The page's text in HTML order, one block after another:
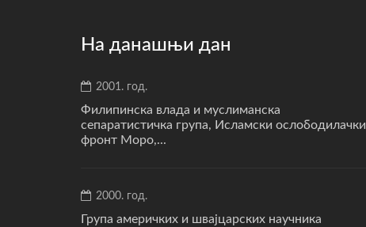
На данашњи дан
2001. год.
Филипинска влада и муслиманска
сепаратистичка група, Исламски ослободилачки
фронт Моро,...
2000. год.
Група америчких и швајцарских научника